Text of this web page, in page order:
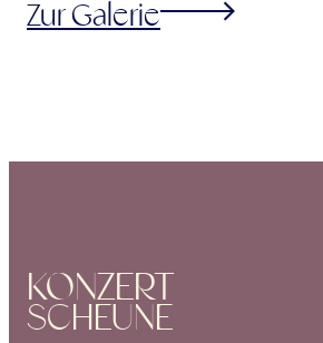
Zur Galerie
KONZERT
SCHEUNE